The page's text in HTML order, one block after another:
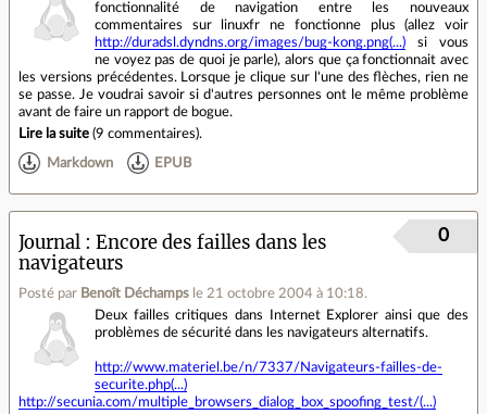
fonctionnalité de navigation entre les nouveaux
commentaires sur linuxfr ne fonctionne plus (allez voir
http://duradsl.dyndns.org/images/bug-kong.png(...) si vous
ne voyez pas de quoi je parle), alors que ça fonctionnait avec
les versions précédentes. Lorsque je clique sur l'une des flèches, rien ne
se passe. Je voudrai savoir si d'autres personnes ont le même problème
avant de faire un rapport de bogue.
Lire la suite (9 commentaires).
Markdown EPUB
Journal
Encore des failles dans les
navigateurs
Posté par Benoît Déchamps le 21 octobre 2004 à 10:18.
0
Deux failles critiques dans Internet Explorer ainsi que des
problèmes de sécurité dans les navigateurs alternatifs.
http://www.materiel.be/n/7337/Navigateurs-failles-de-
securite.php(...)
http://secunia.com/multiple_browsers_dialog_box_spoofing_test/(...)